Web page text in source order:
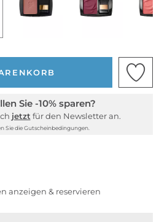
Sie -10% sparen?
jetzt für den Newsletter an.
Sie die Gutscheinbedingungen.
anzeigen & reservieren